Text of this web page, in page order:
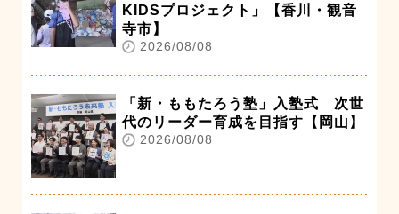
KIDSプロジェクト」【香川・観音
寺市】
2026/08/08
「新・ももたろう塾」入塾式 次世
代のリーダー育成を目指す【岡山】
2026/08/08